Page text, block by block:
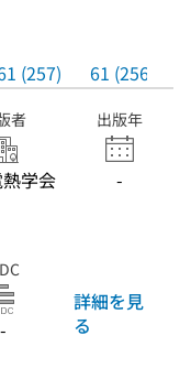
(257) 61 (256)
者
学会
出版年
-
-
詳細を見
る